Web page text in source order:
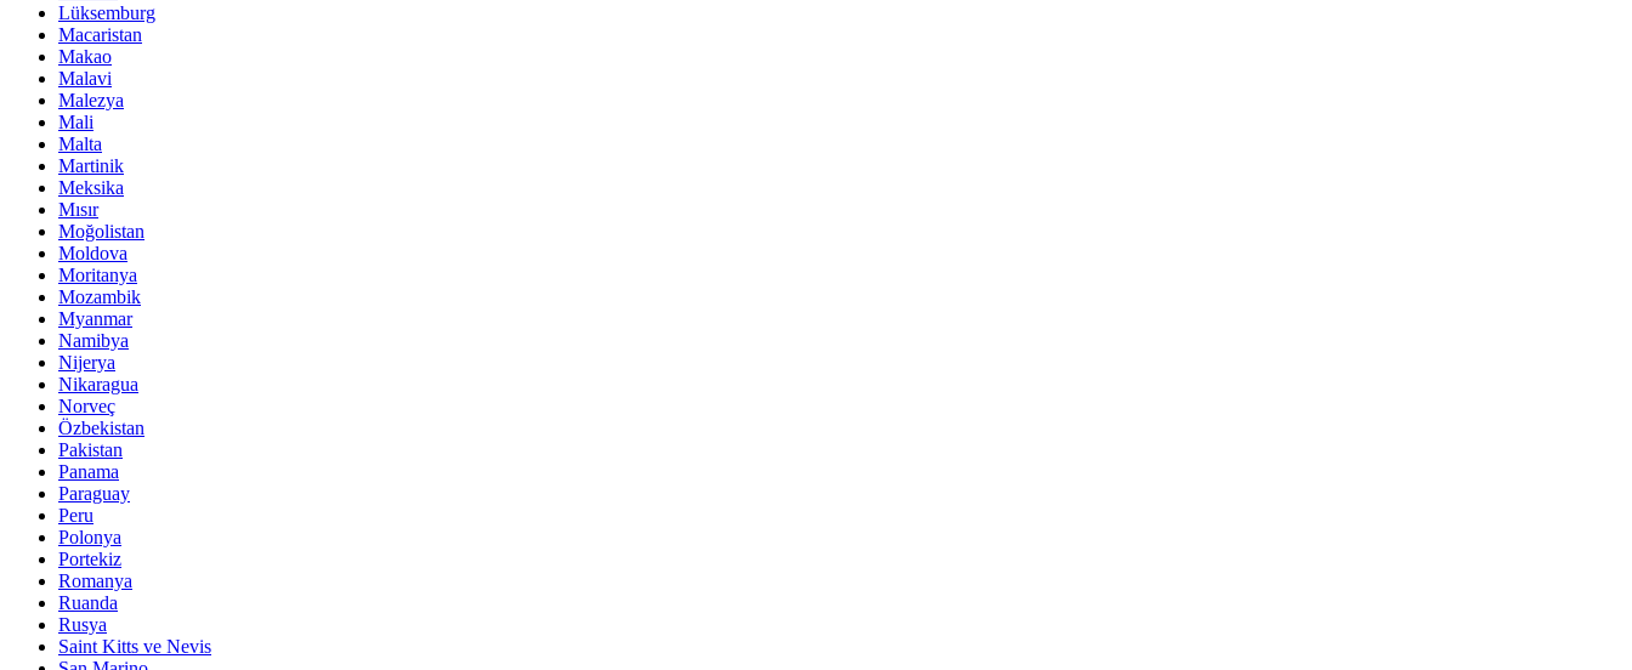
Lüksemburg
Macaristan
Makao
Malavi
Malezya
Mali
Malta
Martinik
Meksika
Mısır
Moğolistan
Moldova
Moritanya
Mozambik
Myanmar
Namibya
Nijerya
Nikaragua
Norveç
Özbekistan
Pakistan
Panama
Paraguay
Peru
Polonya
Portekiz
Romanya
Ruanda
Rusya
Saint Kitts ve Nevis